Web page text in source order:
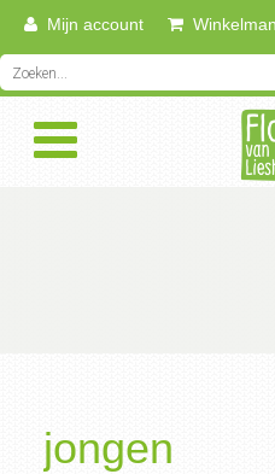
Mijn account
jongen